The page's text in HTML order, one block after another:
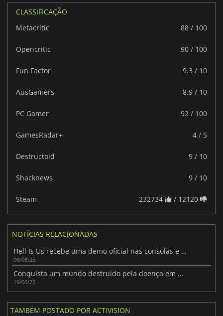
CLASSIFICAÇÃO
Metacritic
88 / 100
Opencritic 90 / 100
Fun Factor 9.3 / 10
AusGamers 8.9 / 10
PC Gamer 92 / 100
GamesRadar+ 4 / 5
Destructoid 9 / 10
Shacknews 9 / 10
Steam 232734 / 12120
NOTÍCIAS RELACIONADAS
Hell Is Us recebe uma demo oficial nas consolas e no PC em agosto
06/08/25
Conquista um mundo destruído pela doença em Wuchang: Fallen Feathers
19/06/25
TAMBÉM POSTADO POR ACTIVISION